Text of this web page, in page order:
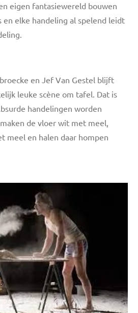
eigen fantasiewereld bouwen
en elke handeling al spelend leidt
en Jef Van Gestel blijft
leuke scène om tafel. Dat is
handelingen worden
de vloer wit met meel,
meel en halen daar hompen